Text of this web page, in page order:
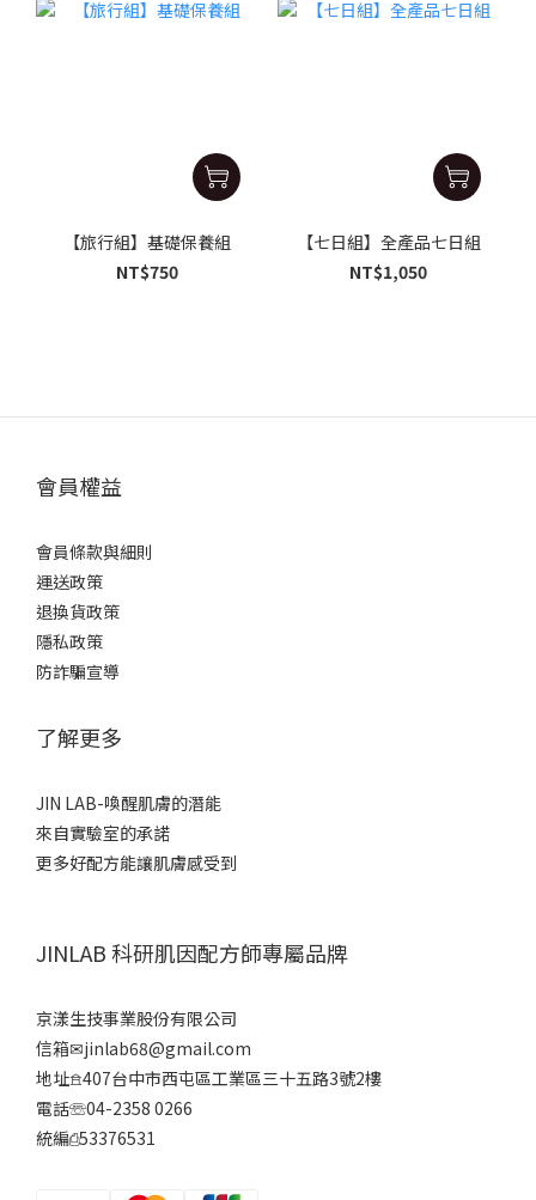
【旅行組】基礎保養組
NT$750
【七日組】全產品七日組
NT$1,050
會員權益
會員條款與細則
運送政策
退換貨政策
隱私政策
防詐騙宣導
了解更多
JIN LAB-喚醒肌膚的潛能
來自實驗室的承諾
更多好配方能讓肌膚感受到
JINLAB 科研肌因配方師專屬品牌
京漾生技事業股份有限公司
信箱✉jinlab68@gmail.com
地址𖠿407台中市西屯區工業區三十五路3號2樓
電話☏04-2358 0266
統編⎙53376531